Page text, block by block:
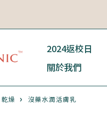
2024返校日
關於我們
乾燥 沒藥水潤活膚乳